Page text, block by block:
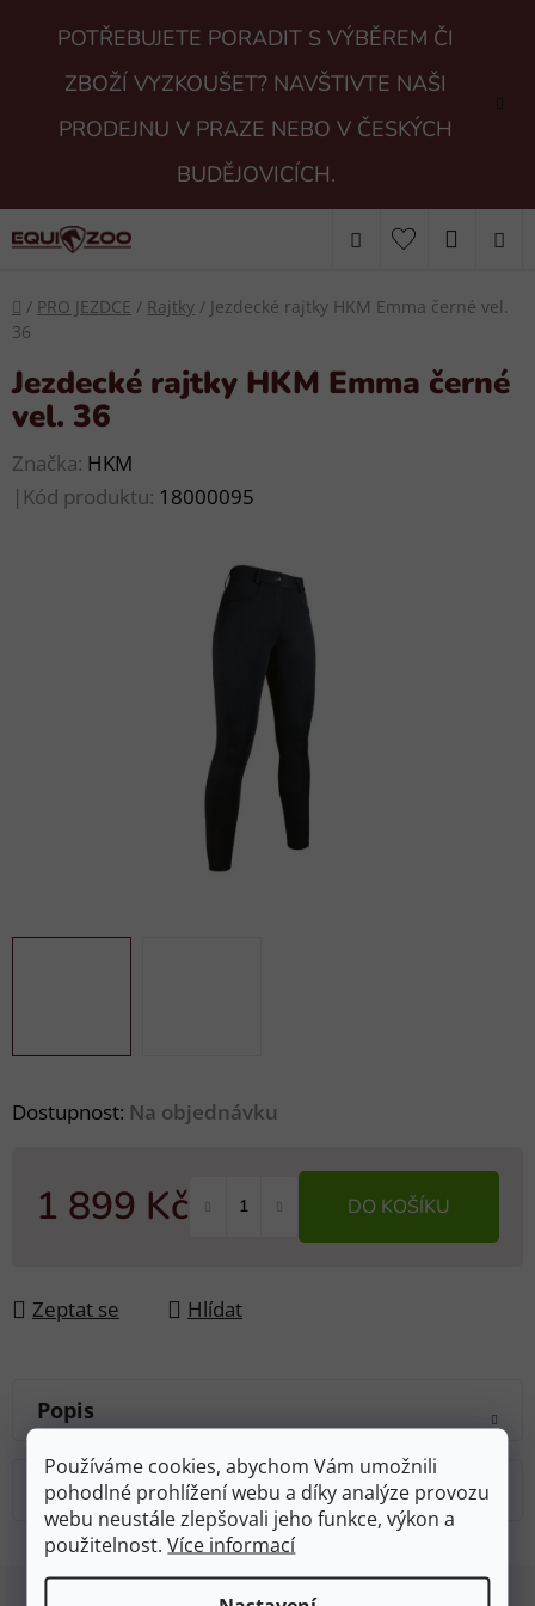
Používáme cookies, abychom Vám umožnili
pohodlné prohlížení webu a díky analýze provozu
webu neustále zlepšovali jeho funkce, výkon a
použitelnost.Více informací
POTŘEBUJETE PORADIT S VÝBĚREM ČI
ZBOŽÍ VYZKOUŠET? NAVŠTIVTE NAŠI
PRODEJNU V PRAZE NEBO V ČESKÝCH
BUDĚJOVICÍCH.
Hledat
KOŠÍK
Domů
/ PRO JEZDCE / Rajtky / Jezdecké rajtky HKM Emma černé vel.
36
Dostupnost: Na objednávku
1 899 Kč DO KOŠÍKU
Zeptat se Hlídat
Jezdecké rajtky HKM Emma černé
vel. 36
Značka: HKM
| Kód produktu: 18000095
Popis
Diskuze